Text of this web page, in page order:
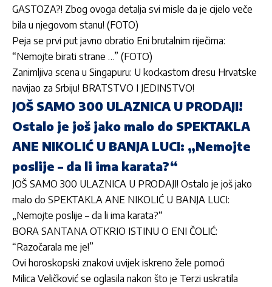
GASTOZA?! Zbog ovoga detalja svi misle da je cijelo veče
bila u njegovom stanu! (FOTO)
Peja se prvi put javno obratio Eni brutalnim riječima:
“Nemojte birati strane …” (FOTO)
Zanimljiva scena u Singapuru: U kockastom dresu Hrvatske
navijao za Srbiju! BRATSTVO I JEDINSTVO!
JOŠ SAMO 300 ULAZNICA U PRODAJI!
Ostalo je još jako malo do SPEKTAKLA
ANE NIKOLIĆ U BANJA LUCI: „Nemojte
poslije – da li ima karata?“
JOŠ SAMO 300 ULAZNICA U PRODAJI! Ostalo je još jako
malo do SPEKTAKLA ANE NIKOLIĆ U BANJA LUCI:
„Nemojte poslije – da li ima karata?“
BORA SANTANA OTKRIO ISTINU O ENI ČOLIĆ:
“Razočarala me je!”
Ovi horoskopski znakovi uvijek iskreno žele pomoći
Milica Veličković se oglasila nakon što je Terzi uskratila